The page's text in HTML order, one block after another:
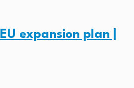
expansion plan |